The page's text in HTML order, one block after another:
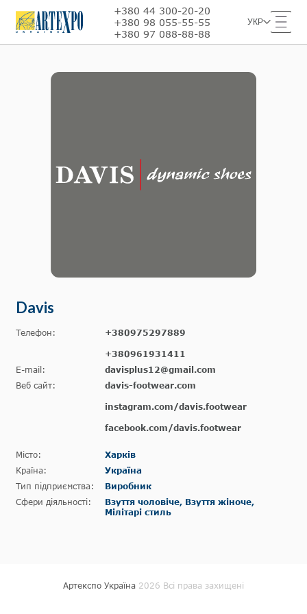
+380 44 300-20-20
+380 98 055-55-55
+380 97 088-88-88
УКР
Davis
Телефон: +380975297889
+380961931411
E-mail:
davisplus12@gmail.com
Веб сайт:
davis-footwear.com
instagram.com/davis.footwear
facebook.com/davis.footwear
Місто:
Харків
Країна:
Україна
Тип підприємства:
Виробник
Сфери діяльності:
Взуття чоловіче, Взуття жіноче,
Мілітарі стиль
Артекспо Україна 2026 Всі права захищені